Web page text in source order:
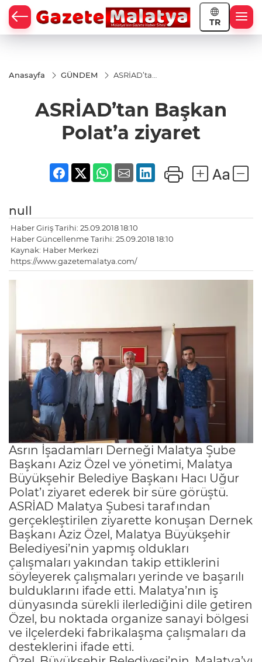
TR
Anasayfa GÜNDEM
ASRİAD’tan
ziyaret
ASRİAD’tan Başkan
Polat’a ziyaret
null
Haber Giriş Tarihi: 25.09.2018 18:10
Haber Güncellenme Tarihi: 25.09.2018 18:10
Kaynak: Haber Merkezi
https://www.gazetemalatya.com/
Asrın İşadamları Derneği Malatya Şube
Başkanı Aziz Özel ve yönetimi, Malatya
Büyükşehir Belediye Başkanı Hacı Uğur
Polat’ı ziyaret ederek bir süre görüştü.
ASRİAD Malatya Şubesi tarafından
gerçekleştirilen ziyarette konuşan Dernek
Başkanı Aziz Özel, Malatya Büyükşehir
Belediyesi’nin yapmış oldukları
çalışmaları yakından takip ettiklerini
söyleyerek çalışmaları yerinde ve başarılı
bulduklarını ifade etti. Malatya’nın iş
dünyasında sürekli ilerlediğini dile getiren
Özel, bu noktada organize sanayi bölgesi
ve ilçelerdeki fabrikalaşma çalışmaları da
desteklerini ifade etti.